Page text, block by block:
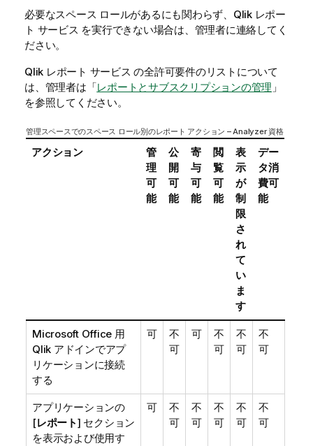
必要なスペース ロールがあるにも関わらず、 Qlik レポー
ト サービス を実行できない場合は、管理者に連絡してく
ださい。
Qlik レポート サービス の全許可要件のリストについて
は、管理者は「レポートとサブスクリプションの管理 」
を参照してください。
管理スペースでのスペース ロール別のレポート アクション – Analyzer 資格
アクション
管
理
可
能
公
開
可
能
寄
与
可
能
閲
覧
可
能
表
示
が
制
限
さ
れ
て
い
ま
す
デー
タ消
費可
能
Microsoft Office 用
Qlik アドインでアプ
リケーションに接続
する
可
不
可
可
不
可
不
可
不
可
アプリケーションの
[レポート] セクション
を表示および使用す
可
不
可
不
可
不
可
不
可
不
可